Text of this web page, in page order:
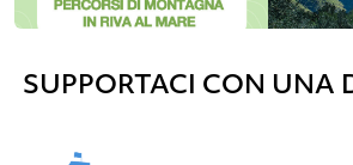
SUPPORTACI CON UNA